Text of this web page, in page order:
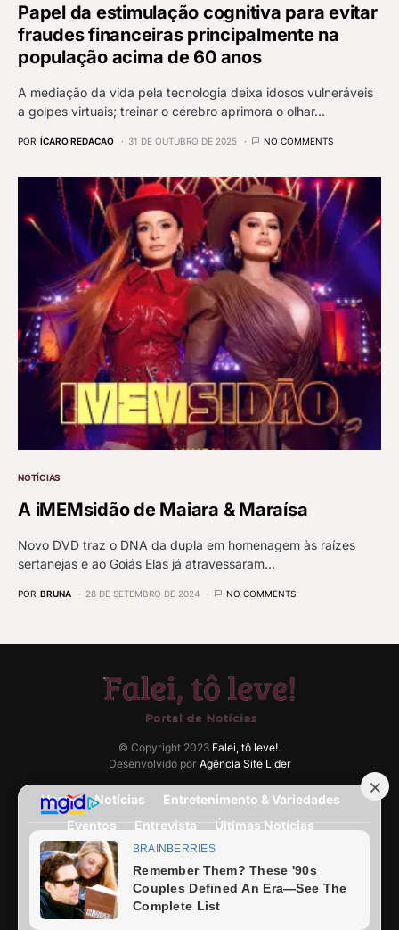
Papel da estimulação cognitiva para evitar
fraudes financeiras principalmente na
população acima de 60 anos
A mediação da vida pela tecnologia deixa idosos vulneráveis
a golpes virtuais; treinar o cérebro aprimora o olhar…
POR ÍCARO REDACAO 31 DE OUTUBRO DE 2025 NO COMMENTS
NOTÍCIAS
A iMEMsidão de Maiara & Maraísa
Novo DVD traz o DNA da dupla em homenagem às raízes
sertanejas e ao Goiás Elas já atravessaram…
POR BRUNA 28 DE SETEMBRO DE 2024 NO COMMENTS
© Copyright 2023 Falei, tô leve!.
Desenvolvido por Agência Site Líder
Home Notícias
Entretenimento & Variedades
Eventos
Entrevista
Últimas Notícias
Anuncie Aqui
Expediente
Termos e condições